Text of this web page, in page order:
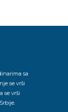
sa
se vrši
se vrši